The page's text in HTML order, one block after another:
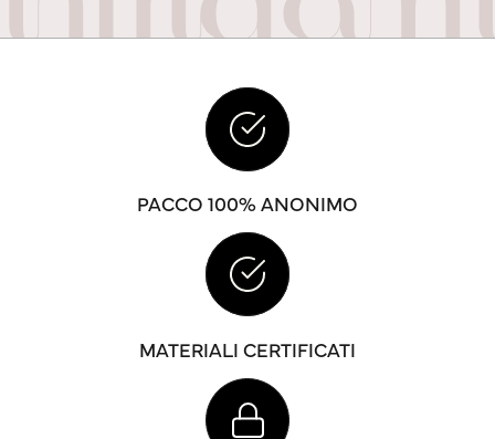
PACCO 100% ANONIMO
MATERIALI CERTIFICATI